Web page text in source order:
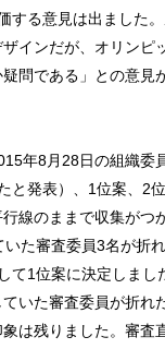
する意見は出ました
インだが、オリンピ
問である」との意見
年8月28日の組織委
と発表）、1位案、2
線のままで収集がつ
た審査委員3名が折
て1位案に決定しまし
いた審査委員が折れ
は残りました。審査